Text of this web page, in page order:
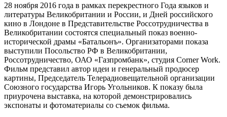
28 ноября 2016 года в рамках перекрестного Года языков и
литературы Великобритании и России, и Дней российского
кино в Лондоне в Представительстве Россотрудничества в
Великобритании состоятся специальный показ военно-
исторической драмы «Батальонъ». Организаторами показа
выступили Посольство РФ в Великобритании,
Россотрудничество, ОАО «Газпромбанк», студия Corner Work.
Фильм представил автор идеи и генеральный продюсер
картины, Председатель Телерадиовещательной организации
Союзного государства Игорь Угольников. К показу была
приурочена выставка, на которой демонстрировались
экспонаты и фотоматериалы со съемок фильма.